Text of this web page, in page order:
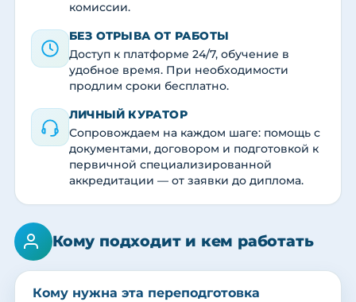
комиссии.
БЕЗ ОТРЫВА ОТ РАБОТЫ
Доступ к платформе 24/7, обучение в
удобное время. При необходимости
продлим сроки бесплатно.
ЛИЧНЫЙ КУРАТОР
Сопровождаем на каждом шаге: помощь с
документами, договором и подготовкой к
первичной специализированной
аккредитации — от заявки до диплома.
Кому подходит и кем работать
Кому нужна эта переподготовка